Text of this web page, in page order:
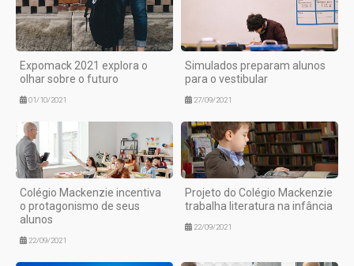
Expomack 2021 explora o
olhar sobre o futuro
01/10/2021
Simulados preparam alunos
para o vestibular
27/09/2021
Colégio Mackenzie incentiva
o protagonismo de seus
alunos
22/09/2021
Projeto do Colégio Mackenzie
trabalha literatura na infância
22/09/2021